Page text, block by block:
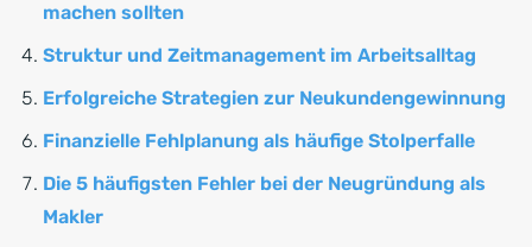
machen sollten
Struktur und Zeitmanagement im Arbeitsalltag
Erfolgreiche Strategien zur Neukundengewinnung
Finanzielle Fehlplanung als häufige Stolperfalle
Die 5 häufigsten Fehler bei der Neugründung als
Makler